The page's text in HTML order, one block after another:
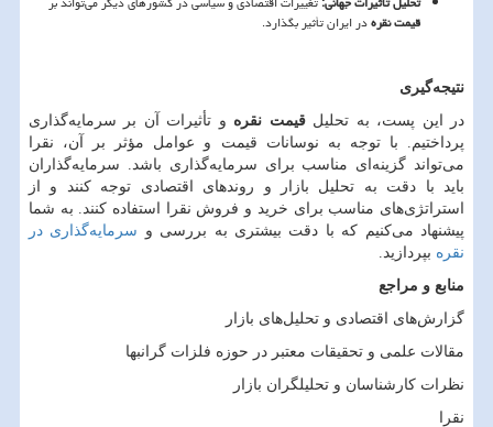
قیمت نقرهدر ایران تأثیر بگذارد.
نتیجهگیری
در این پست، به تحلیلقیمت نقره و تأثیرات آن بر سرمایهگذاری
پرداختیم. با توجه به نوسانات قیمت و عوامل مؤثر بر آن، نقرا
میتواند گزینهای مناسب برای سرمایهگذاری باشد. سرمایهگذاران
باید با دقت به تحلیل بازار و روندهای اقتصادی توجه کنند و از
استراتژیهای مناسب برای خرید و فروش نقرا استفاده کنند. به شما
پیشنهاد میکنیم که با دقت بیشتری به بررسی و سرمایهگذاری در
نقره بپردازید.
منابع و مراجع
گزارشهای اقتصادی و تحلیلهای بازار
مقالات علمی و تحقیقات معتبر در حوزه فلزات گرانبها
نظرات کارشناسان و تحلیلگران بازار
نقرا